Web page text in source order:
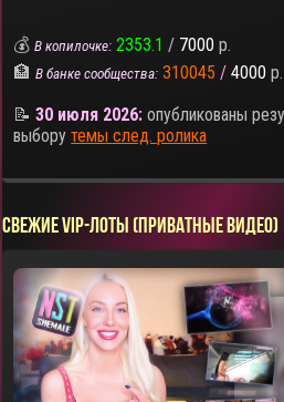
💰В копилочке: 2353.1 / 7000 р.
🏦В банке сообщества: 310045 / 4000 р.
📝30 июля 2026: опубликованы
выборутемы след. ролика
СВЕЖИЕ VIP-ЛОТЫ (ПРИВАТНЫЕ ВИДЕО)